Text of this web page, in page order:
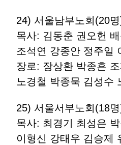
24) 서울남부노회(20
목사: 김동춘 권오헌
조석연 강종안 정주일
장로: 장상환 박종흔
노경철 박종묵 김성수
25) 서울서부노회(18
목사: 최경기 최성은
이형신 강태우 김승제